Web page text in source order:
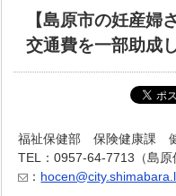
【島原市の妊産婦
交通費を一部助成
福祉保健部 保険健康課
TEL：0957-64-7713（島原
：